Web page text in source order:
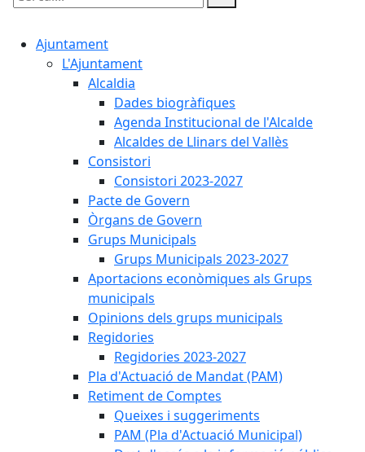
Cercar:
Ajuntament
L'Ajuntament
Alcaldia
Dades biogràfiques
Agenda Institucional de l'Alcalde
Alcaldes de Llinars del Vallès
Consistori
Consistori 2023-2027
Pacte de Govern
Òrgans de Govern
Grups Municipals
Grups Municipals 2023-2027
Aportacions econòmiques als Grups
municipals
Opinions dels grups municipals
Regidories
Regidories 2023-2027
Pla d'Actuació de Mandat (PAM)
Retiment de Comptes
Queixes i suggeriments
PAM (Pla d'Actuació Municipal)